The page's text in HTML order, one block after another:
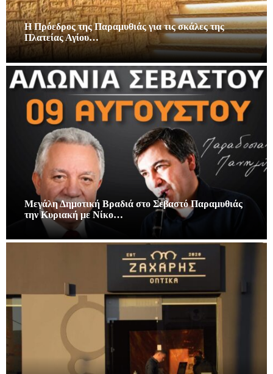
Η Πρόεδρος της Παραμυθιάς για τις σκάλες της
Πλατείας Αγίου…
Μεγάλη Δημοτική Βραδιά στο Σεβαστό Παραμυθιάς
την Κυριακή με Νίκο…